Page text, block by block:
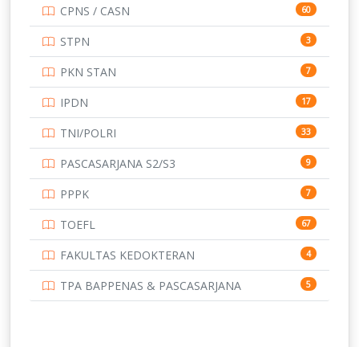
16
15
15
14
14
UNIVERSITAS CENDRAWASIH 14
15
219
11
134
CPNS / CASN 60
STPN 3
PKN STAN 7
IPDN 17
TNI/POLRI 33
PASCASARJANA S2/S3 9
PPPK 7
TOEFL 67
FAKULTAS KEDOKTERAN 4
TPA BAPPENAS & PASCASARJANA 5